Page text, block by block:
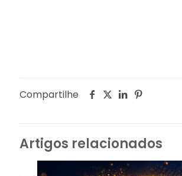
Compartilhe
Artigos relacionados